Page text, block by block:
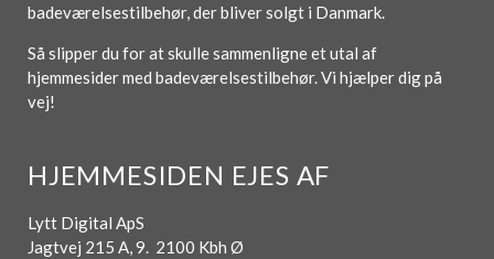
badeværelsestilbehør, der bliver solgt i Danmark.
Så slipper du for at skulle sammenligne et utal af
hjemmesider med badeværelsestilbehør. Vi hjælper dig på
vej!
HJEMMESIDEN EJES AF
Lytt Digital ApS
Jagtvej 215 A, 9. 2100 Kbh Ø